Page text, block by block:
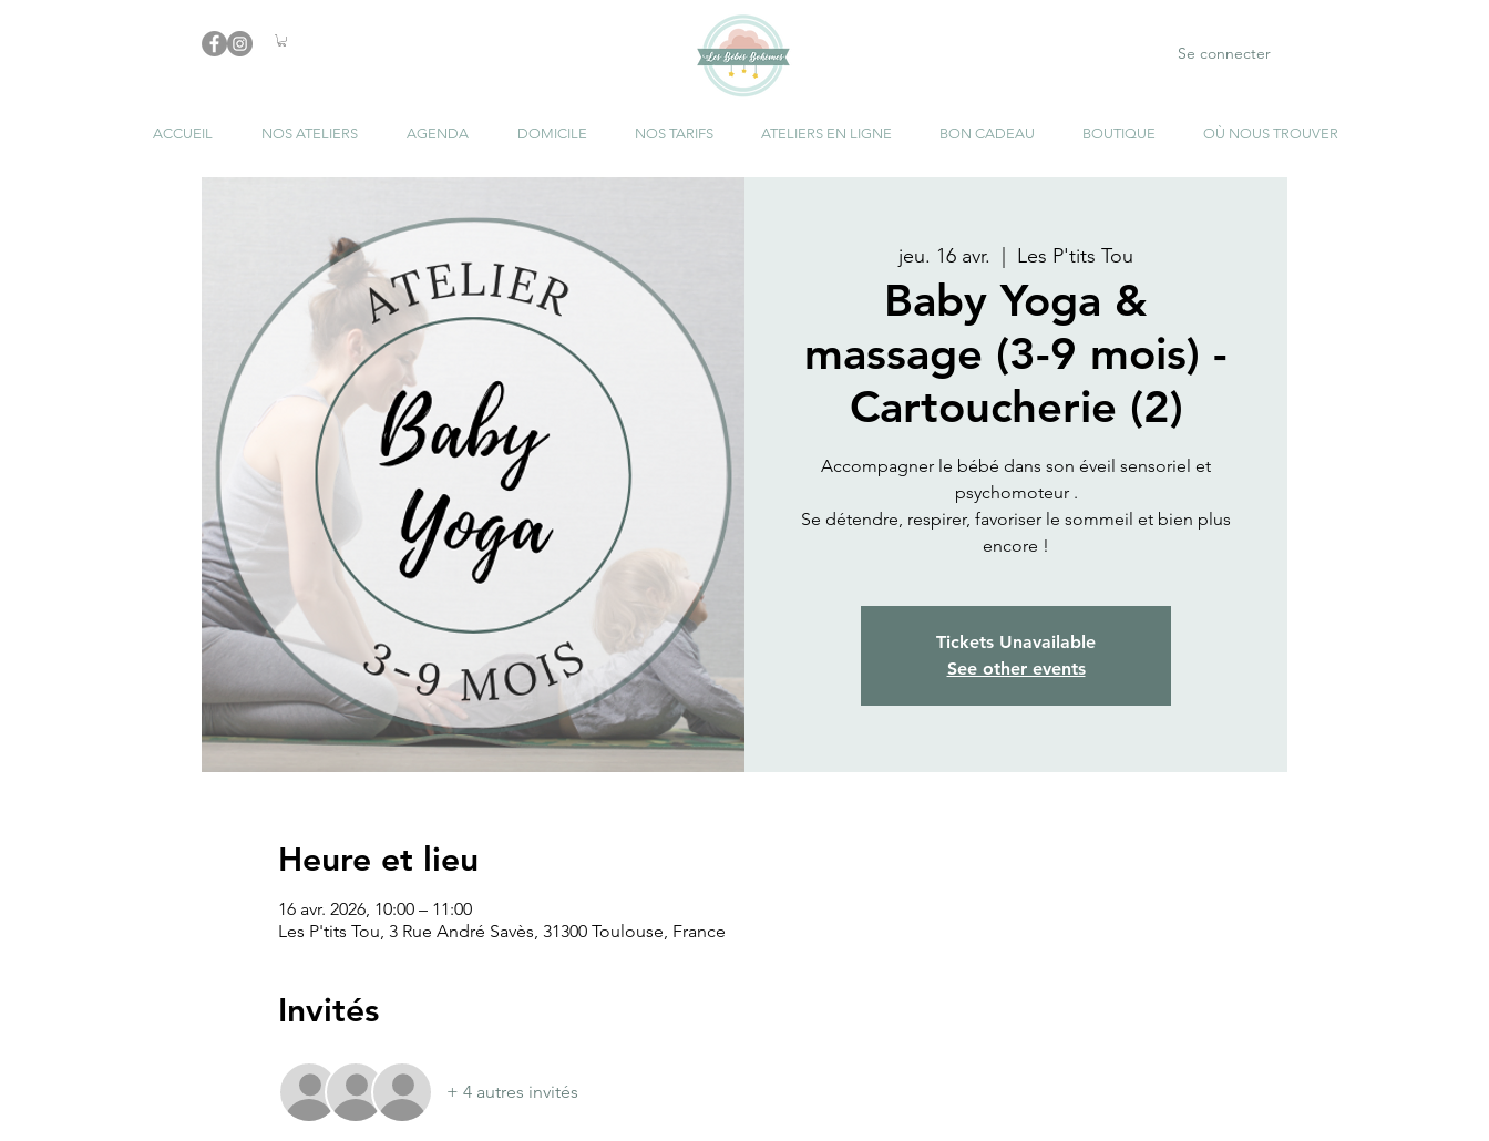
Se connecter
ACCUEIL NOS ATELIERS AGENDA DOMICILE NOS TARIFS ATELIERS EN LIGNE BON CADEAU BOUTIQUE OÙ NOUS TROUVER
jeu. 16 avr. Les P'tits Tou
Baby Yoga &
massage (3-9 mois) -
Cartoucherie (2)
Accompagner le bébé dans son éveil sensoriel et
psychomoteur .
Se détendre, respirer, favoriser le sommeil et bien plus
encore !
Tickets Unavailable
See other events
Heure et lieu
16 avr. 2026, 10:00 – 11:00
Les P'tits Tou, 3 Rue André Savès, 31300 Toulouse, France
Invités
+ 4 autres invités